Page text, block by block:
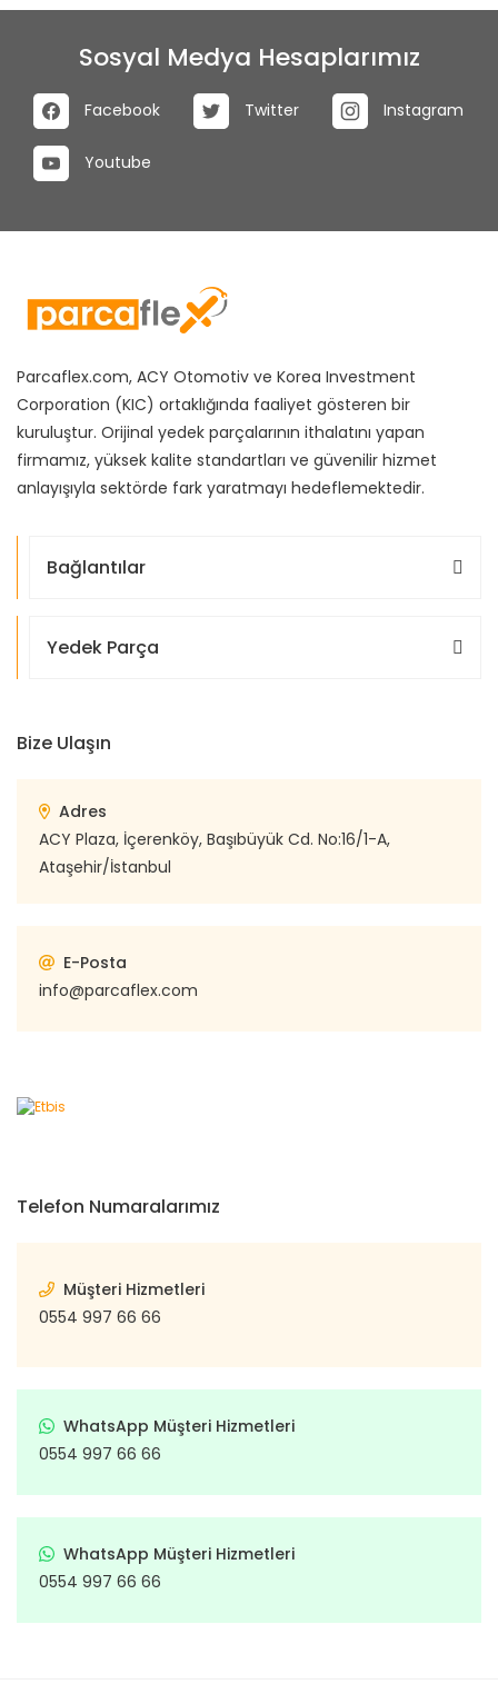
Sosyal Medya Hesaplarımız
Facebook Twitter Instagram
Youtube
Parcaflex.com, ACY Otomotiv ve Korea Investment
Corporation (KIC) ortaklığında faaliyet gösteren bir
kuruluştur. Orijinal yedek parçalarının ithalatını yapan
firmamız, yüksek kalite standartları ve güvenilir hizmet
anlayışıyla sektörde fark yaratmayı hedeflemektedir.
Bağlantılar
Yedek Parça
Bize Ulaşın
Adres
ACY Plaza, İçerenköy, Başıbüyük Cd. No:16/1-A,
Ataşehir/İstanbul
E-Posta
info@parcaflex.com
Telefon Numaralarımız
Müşteri Hizmetleri
0554 997 66 66
WhatsApp Müşteri Hizmetleri
0554 997 66 66
WhatsApp Müşteri Hizmetleri
0554 997 66 66